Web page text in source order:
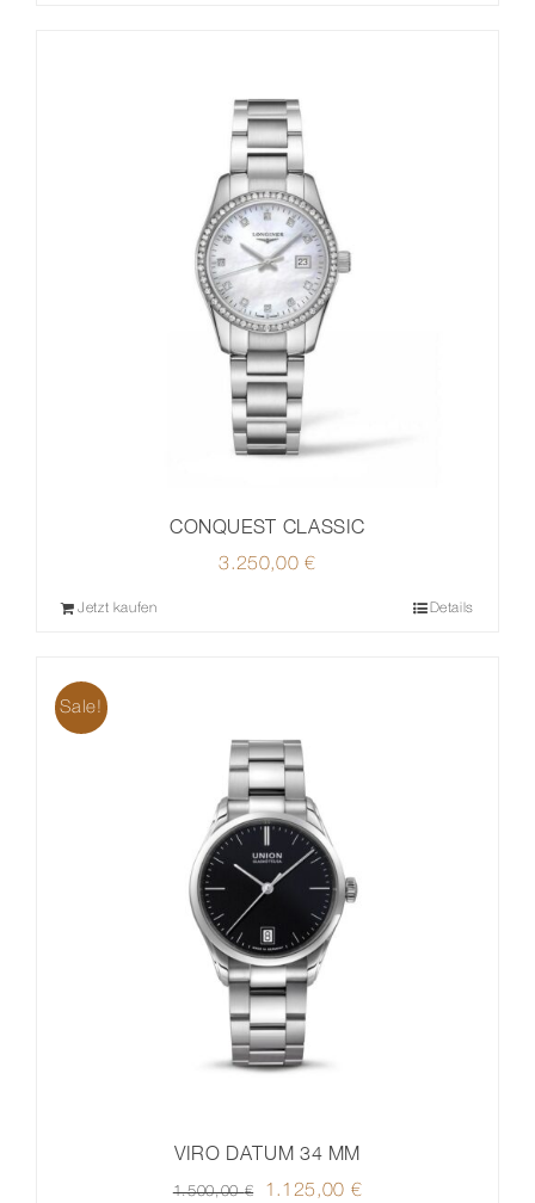
CONQUEST CLASSIC
3.250,00€
Jetzt kaufen Details
Sale!
VIRO DATUM 34 MM
1.500,00€
Ursprünglicher
1.125,00 €